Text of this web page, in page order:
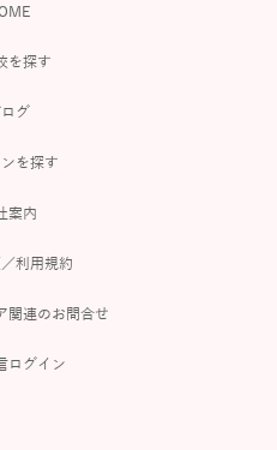
を探す
グ
を探す
案内
利用規約
関連のお問合せ
ログイン